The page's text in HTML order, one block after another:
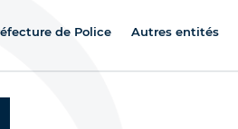
de Police Autres entités